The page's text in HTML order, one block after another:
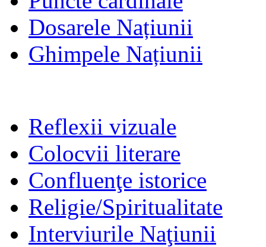
Dosarele Națiunii
Ghimpele Națiunii
Reflexii vizuale
Colocvii literare
Confluenţe istorice
Religie/Spiritualitate
Interviurile Naţiunii